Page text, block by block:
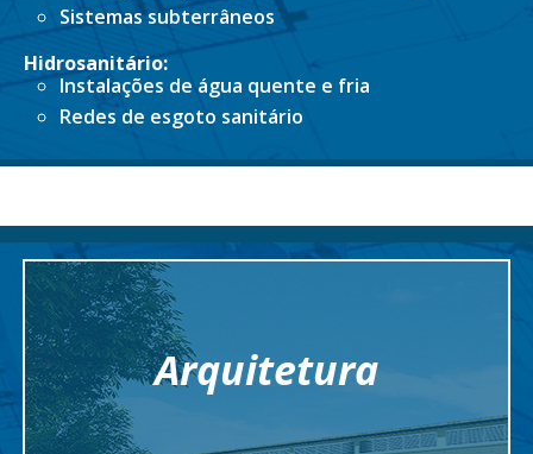
Sistemas subterrâneos
Hidrosanitário:
Instalações de água quente e fria
Redes de esgoto sanitário
Arquitetura